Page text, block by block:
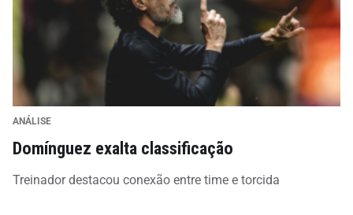
ANÁLISE
Domínguez exalta classificação
Treinador destacou conexão entre time e torcida